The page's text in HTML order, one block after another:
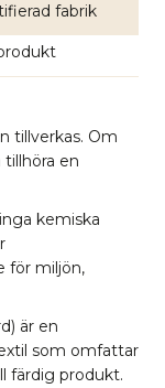
fabrik
tillverkas. Om
en
kemiska
för miljön,
är en
som omfattar
färdig produkt.